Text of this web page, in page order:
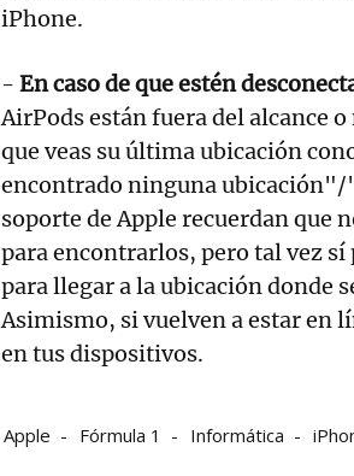
iPhone.
- En caso de que estén
AirPods están fuera del alcance
que veas su última ubicación
encontrado ninguna
soporte de Apple recuerdan que
para encontrarlos, pero tal vez
para llegar a la ubicación donde
Asimismo, si vuelven a estar en
en tus dispositivos.
Apple Fórmula 1 Informática